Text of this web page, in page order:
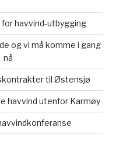
havvind-utbygging
og vi må komme i gang
nå
til Østensjø
havvind utenfor Karmøy